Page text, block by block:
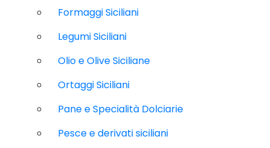
Formaggi Siciliani
Legumi Siciliani
Olio e Olive Siciliane
Ortaggi Siciliani
Pane e Specialità Dolciarie
Pesce e derivati siciliani